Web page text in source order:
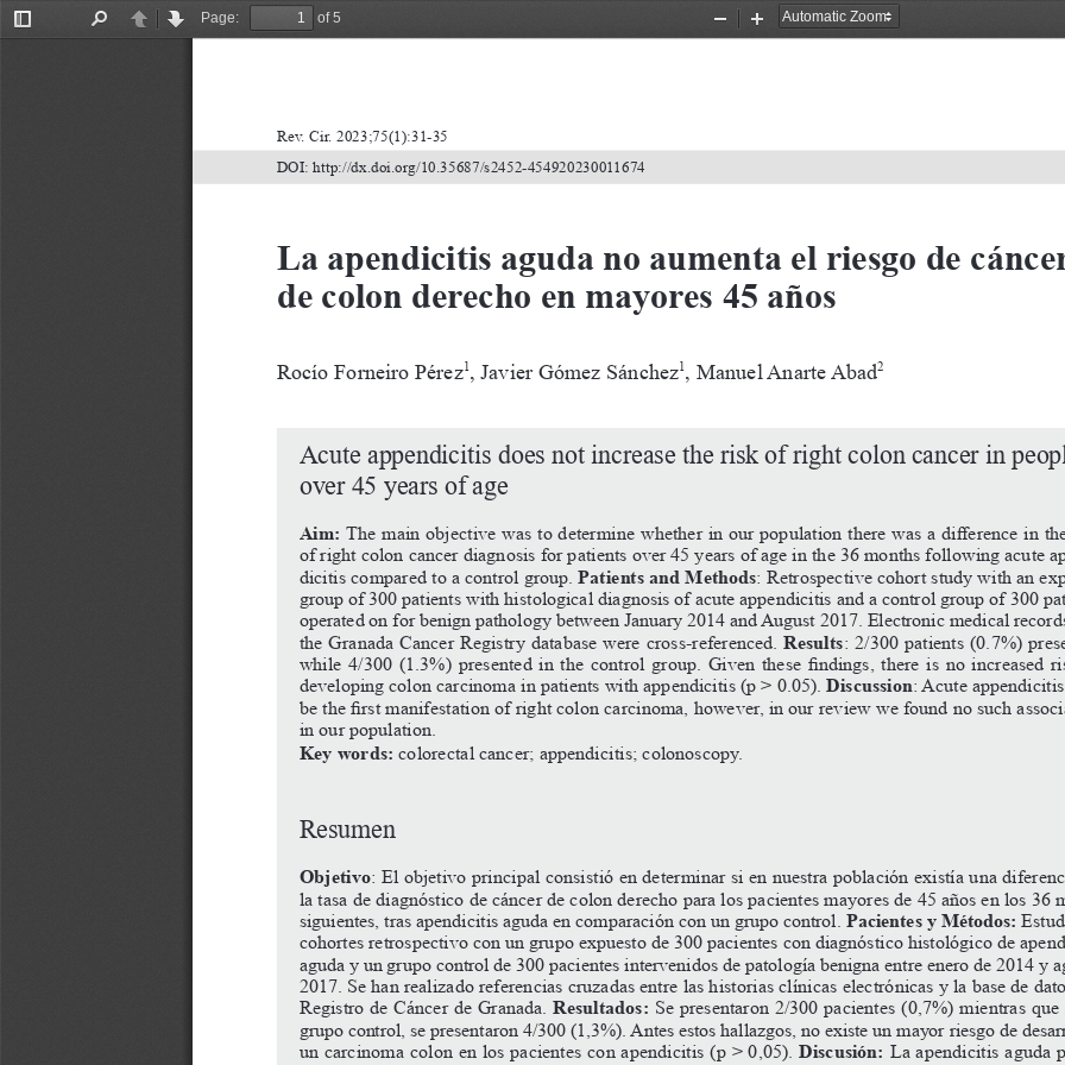
Toggle
PreviousNext
Page:
of 5
Zoom
Zoom
Rev. Cir. 2023;75(1):31-35
La apendicitis aguda no aumenta el riesgo de
de colon derecho en mayores 45 años
Rocío Forneiro Pérez1, Javier Gómez Sánchez1 , Manuel Anarte Abad2
Acute appendicitis does not increase the risk of right colon cancer in
over 45 years of age
Aim: The main objective was to determine whether in our population there was a difference in
of right colon cancer diagnosis for patients over 45 years of age in the 36 months following acute
dicitis compared to a control group. Patients and Methods: Retrospective cohort study with an
group of 300 patients with histological diagnosis of acute appendicitis and a control group of 300
operated on for benign pathology between January 2014 and August 2017. Electronic medical
the Granada Cancer Registry database were cross-referenced. Results: 2/300 patients (0.7%)
while 4/300 (1.3%) presented in the control group. Given these findings, there is no increased
developing colon carcinoma in patients with appendicitis (p > 0.05). Discussion: Acute
be the first manifestation of right colon carcinoma, however, in our review we found no such
in our population.
Key words: colorectal cancer; appendicitis; colonoscopy.
Resumen
Objetivo: El objetivo principal consistió en determinar si en nuestra población existía una
la tasa de diagnóstico de cáncer de colon derecho para los pacientes mayores de 45 años en los 36
siguientes, tras apendicitis aguda en comparación con un grupo control. Pacientes y Métodos:
cohortes retrospectivo con un grupo expuesto de 300 pacientes con diagnóstico histológico de
aguda y un grupo control de 300 pacientes intervenidos de patología benigna entre enero de 2014 y
2017. Se han realizado referencias cruzadas entre las historias clínicas electrónicas y la base de
Registro de Cáncer de Granada. Resultados: Se presentaron 2/300 pacientes (0,7%) mientras que
grupo control, se presentaron 4/300 (1,3%). Antes estos hallazgos, no existe un mayor riesgo de
un carcinoma colon en los pacientes con apendicitis (p > 0,05). Discusión: La apendicitis aguda
DOI: http://dx.doi.org/10.35687/s2452-454920230011674